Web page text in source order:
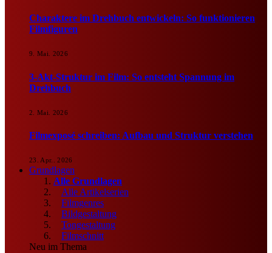
Charaktere im Drehbuch entwickeln: So funktionieren
Filmfiguren
9. Mai. 2026
3-Akt-Struktur im Film: So entsteht Spannung im
Drehbuch
2. Mai. 2026
Filmexposé schreiben: Aufbau und Struktur verstehen
23. Apr.. 2026
Grundlagen
Alle Grundlagen
Alle Artikelserien
Filmgenres
Bildgestaltung
Tongestaltung
Filmschnitt
Neu im Thema